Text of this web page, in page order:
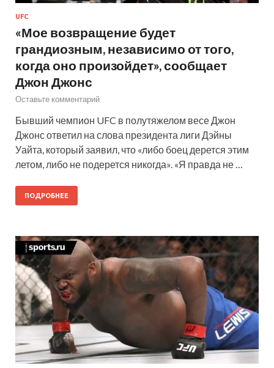
UFC
«Мое возвращение будет
грандиозным, независимо от того,
когда оно произойдет», сообщает
Джон Джонс
Оставьте комментарий
Бывший чемпион UFC в полутяжелом весе Джон
Джонс ответил на слова президента лиги Дэйны
Уайта, который заявил, что «либо боец дерется этим
летом, либо не подерется никогда». «Я правда не …
ПОДРОБНЕЕ